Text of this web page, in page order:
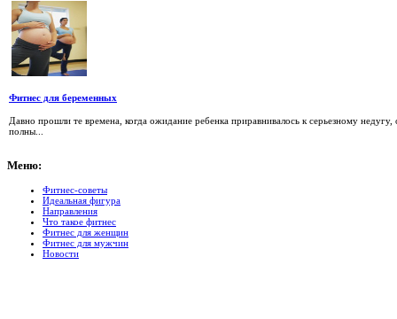
Фитнес для беременных
Давно прошли те времена, когда ожидание ребенка приравнивалось к серьезному
полны...
Меню:
Фитнес-советы
Идеальная фигура
Направления
Что такое фитнес
Фитнес для женщин
Фитнес для мужчин
Новости